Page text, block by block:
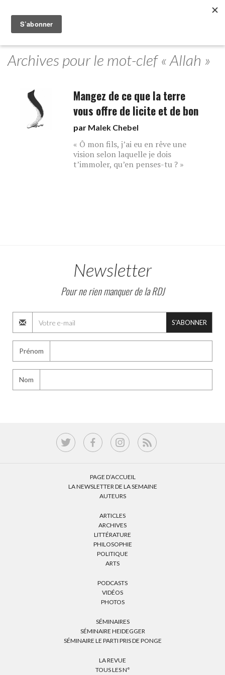
Archives pour le mot-clef « Allah »
Mangez de ce que la terre
vous offre de licite et de bon
par Malek Chebel
« Ô mon fils, j’ai eu en rêve une
vision selon laquelle je dois
t’immoler, qu’en penses-tu ? »
Newsletter
Pour ne rien manquer de la RDJ
S'ABONNER
Prénom
Nom
PAGE D’ACCUEIL
LA NEWSLETTER DE LA SEMAINE
AUTEURS
ARTICLES
ARCHIVES
LITTÉRATURE
PHILOSOPHIE
POLITIQUE
ARTS
PODCASTS
VIDÉOS
PHOTOS
SÉMINAIRES
SÉMINAIRE HEIDEGGER
SÉMINAIRE LE PARTI PRIS DE PONGE
LA REVUE
TOUS LES N°